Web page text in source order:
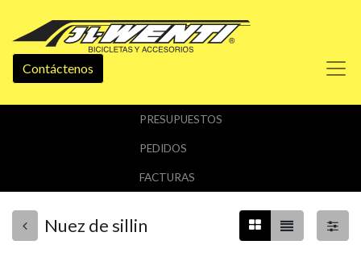
Contáctenos
PRESUPUESTOS
PEDIDOS
FACTURAS
Nuez de sillin